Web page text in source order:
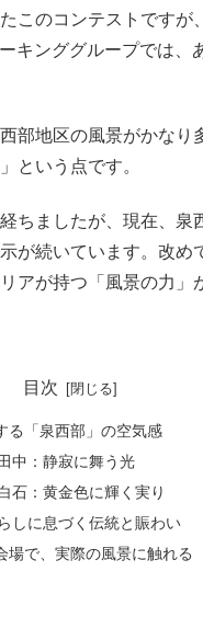
このコンテストですが
キンググループでは、
部地区の風景がかなり
という点です。
ちましたが、現在、泉
が続いています。改め
アが持つ「風景の力」
目次
る「泉西部」の空気感
中：静寂に舞う光
石：黄金色に輝く実り
しに息づく伝統と賑わい
場で、実際の風景に触れる